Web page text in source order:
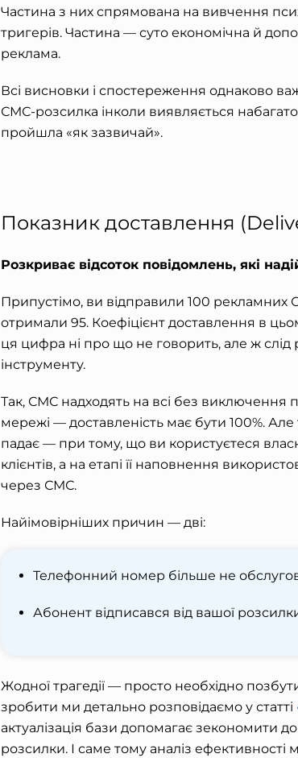
Частина з них спрямована на вивчення
тригерів. Частина — суто економічна й
реклама.
Всі висновки і спостереження однаково
СМС-розсилка інколи виявляється
пройшла «як зазвичай».
Показник доставлення
Розкриває відсоток повідомлень, які
Припустімо, ви відправили 100
отримали 95. Коефіцієнт доставлення в
ця цифра ні про що не говорить, але ж слід
інструменту.
Так, СМС надходять на всі без виключення
мережі — доставленість має бути 100%.
падає — при тому, що ви користуєтеся
клієнтів, а на етапі її наповнення
через СМС.
Найімовірніших причин — дві:
Телефонний номер більше не
Абонент відписався від вашої
Жодної трагедії — просто необхідно
зробити ми детально розповідаємо у статті
актуалізація бази допомагає зекономити
розсилки. І саме тому аналіз ефективності